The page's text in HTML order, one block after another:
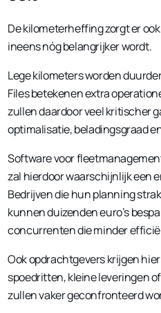
De kilometerheffing zorgt er
ineens nóg belangrijker wordt.
Lege kilometers worden
Files betekenen extra
zullen daardoor veel kritischer
optimalisatie, beladingsgraad
Software voor
zal hierdoor waarschijnlijk een
Bedrijven die hun planning
kunnen duizenden euro’s
concurrenten die minder
Ook opdrachtgevers krijgen
spoedritten, kleine leveringen
zullen vaker geconfronteerd